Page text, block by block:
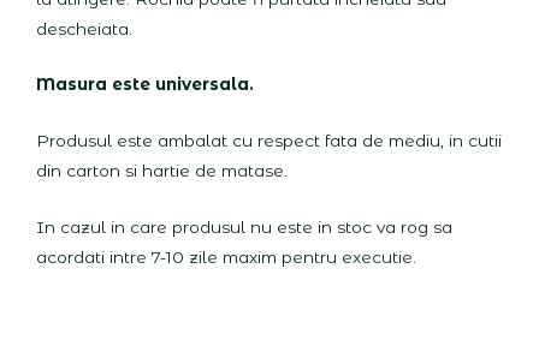
descheiata.
Masura este universala.
Produsul este ambalat cu respect fata de mediu, in cutii
din carton si hartie de matase.
In cazul in care produsul nu este in stoc va rog sa
acordati intre 7-10 zile maxim pentru executie.